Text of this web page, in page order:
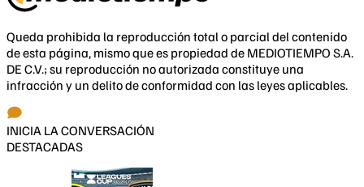
Queda prohibida la reproducción total o parcial del contenido
de esta página, mismo que es propiedad de MEDIOTIEMPO S.A.
DE C.V.; su reproducción no autorizada constituye una
infracción y un delito de conformidad con las leyes aplicables.
INICIA LA CONVERSACIÓN
DESTACADAS